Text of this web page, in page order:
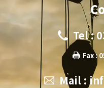
Tel :
Fax :
Mail :